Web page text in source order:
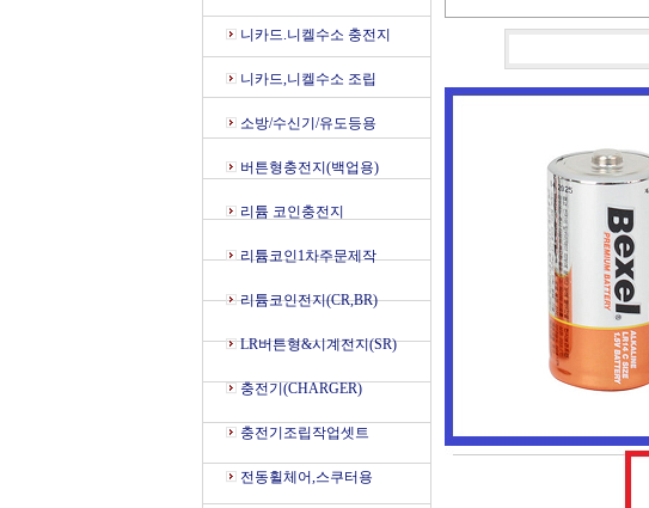
니카드.니켈수소 충전지
니카드,니켈수소 조립
소방/수신기/유도등용
버튼형충전지(백업용)
리튬 코인충전지
리튬코인1차주문제작
리튬코인전지(CR,BR)
LR버튼형&시계전지(SR)
충전기(CHARGER)
충전기조립작업셋트
전동휠체어,스쿠터용